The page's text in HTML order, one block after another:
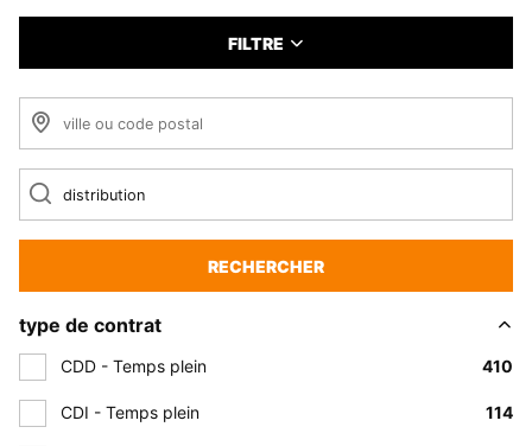
FILTRE
RECHERCHER
type de contrat
CDD - Temps plein 410
CDI - Temps plein 114